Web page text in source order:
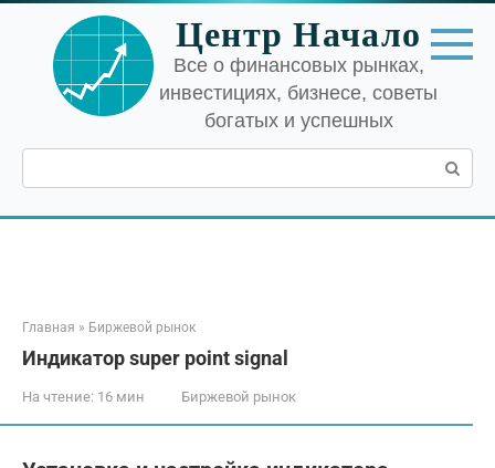
Перейти
контенту
Центр Начало
Все о финансовых рынках,
инвестициях, бизнесе, советы
богатых и успешных
Поиск:
Главная » Биржевой рынок
Индикатор super point signal
На чтение: 16 мин Биржевой рынок